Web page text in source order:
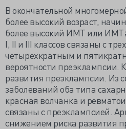
В окончательной
более высокий возраст,
более высокий ИМТ или
I, II и III классов связаны с
четырехкратным и
вероятности преэклампсии.
развития преэклампсии. Из
заболеваний оба типа
красная волчанка и
связаны с преэклампсией.
снижением риска развития